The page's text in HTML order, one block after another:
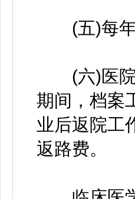
(五)每年
(六)医院
期间，档案
业后返院工
返路费。